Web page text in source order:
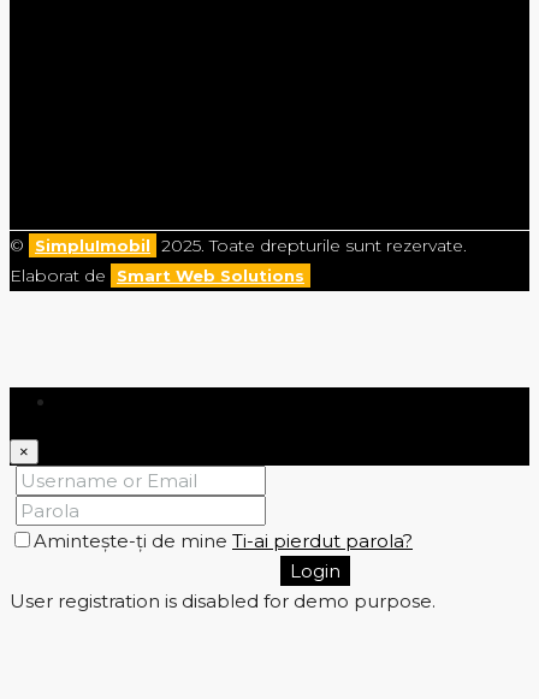
© SimpluImobil
2025. Toate drepturile sunt rezervate.
Elaborat de
Smart Web Solutions
×
Amintește-ți de mine Ti-ai pierdut parola?
Login
User registration is disabled for demo purpose.